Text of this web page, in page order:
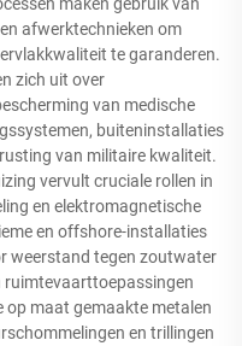
afwerktechnieken om
te garanderen.
zich uit over
van medische
buiteninstallaties
van militaire kwaliteit.
vervult cruciale rollen in
en elektromagnetische
en offshore-installaties
weerstand tegen zoutwater
ruimtevaarttoepassingen
maat gemaakte metalen
en trillingen